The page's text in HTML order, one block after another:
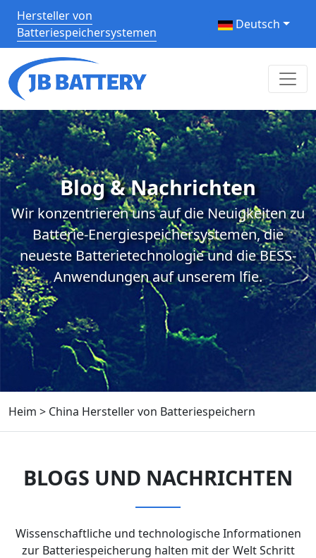
Hersteller von
Batteriespeichersystemen
Deutsch
Blog & Nachrichten
Wir konzentrieren uns auf die Neuigkeiten zu
Batterie-Energiespeichersystemen, die
neueste Batterietechnologie und die BESS-
Anwendungen auf unserem lfie.
Heim > China Hersteller von Batteriespeichern
BLOGS UND NACHRICHTEN
Wissenschaftliche und technologische Informationen
zur Batteriespeicherung halten mit der Welt Schritt